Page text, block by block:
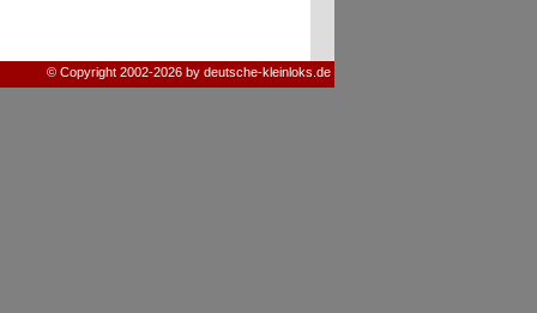
© Copyright 2002-2026 by deutsche-kleinloks.de